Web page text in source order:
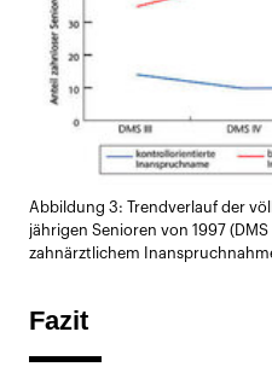
Abbildung 3: Trendverlauf der
jährigen Senioren von 1997 (DMS
zahnärztlichem
Fazit